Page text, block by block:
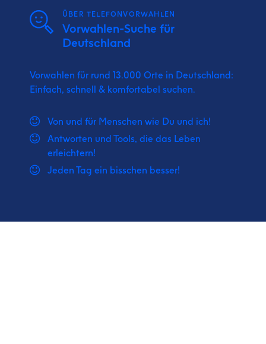
ÜBER TELEFONVORWAHLEN
Vorwahlen-Suche für
Deutschland
Vorwahlen für rund 13.000 Orte in Deutschland:
Einfach, schnell & komfortabel suchen.
Von und für Menschen wie Du und ich!
Antworten und Tools, die das Leben
erleichtern!
Jeden Tag ein bisschen besser!